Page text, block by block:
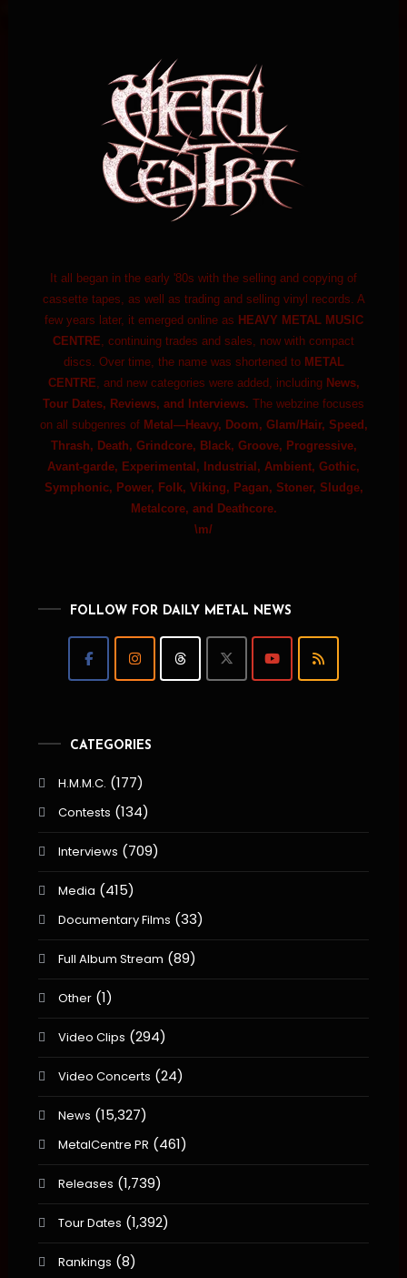
It all began in the early '80s with the selling and copying of
cassette tapes, as well as trading and selling vinyl records. A
few years later, it emerged online as HEAVY METAL MUSIC
CENTRE, continuing trades and sales, now with compact
discs. Over time, the name was shortened to METAL
CENTRE, and new categories were added, including News,
Tour Dates, Reviews, and Interviews. The webzine focuses
on all subgenres of Metal—Heavy, Doom, Glam/Hair, Speed,
Thrash, Death, Grindcore, Black, Groove, Progressive,
Avant-garde, Experimental, Industrial, Ambient, Gothic,
Symphonic, Power, Folk, Viking, Pagan, Stoner, Sludge,
Metalcore, and Deathcore.
\m/
FOLLOW FOR DAILY METAL NEWS
CATEGORIES
H.M.M.C. (177)
Contests (134)
Interviews (709)
Media (415)
Documentary Films (33)
Full Album Stream (89)
Other(1)
Video Clips (294)
Video Concerts (24)
News (15,327)
MetalCentre PR (461)
Releases (1,739)
Tour Dates (1,392)
Rankings (8)